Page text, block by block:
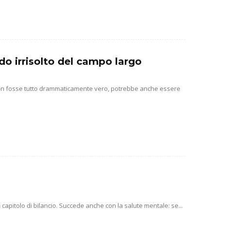
irrisolto del campo largo
fosse tutto drammaticamente vero, potrebbe anche essere
di bilancio. Succede anche con la salute mentale: se...